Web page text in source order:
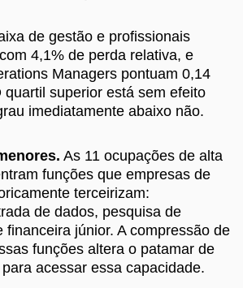
de gestão e profissionais
4,1% de perda relativa, e
Managers pontuam 0,14
quartil superior está sem efeito
imediatamente abaixo não.
As 11 ocupações de alta
funções que empresas de
terceirizam:
de dados, pesquisa de
financeira júnior. A compressão de
funções altera o patamar de
acessar essa capacidade.